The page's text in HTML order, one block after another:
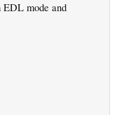
EDL mode and